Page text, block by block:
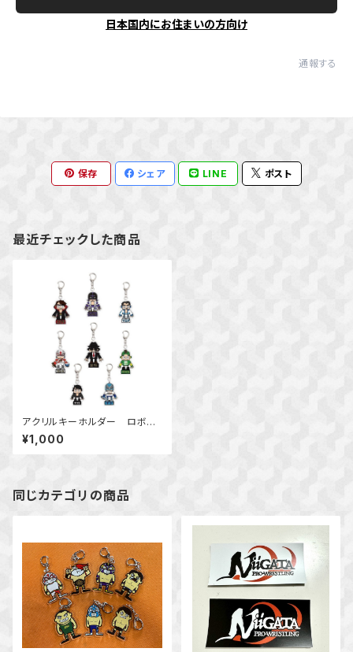
日本国内にお住まいの方向け
通報する
保存 シェア LINE ポスト
最近チェックした商品
アクリルキーホルダー ロボキ
ャラクター
¥1,000
同じカテゴリの商品